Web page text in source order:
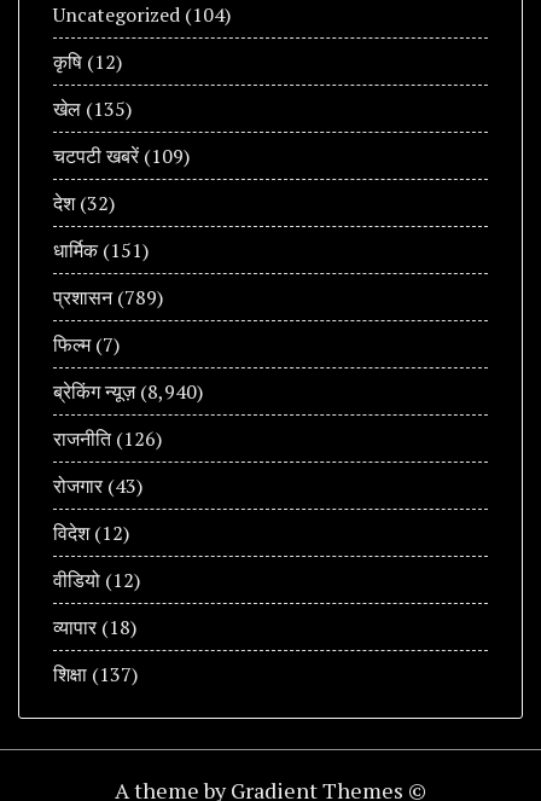
Uncategorized (104)
कृषि (12)
खेल (135)
चटपटी खबरें(109)
देश(32)
धार्मिक(151)
प्रशासन(789)
फिल्म(7)
ब्रेकिंग न्यूज़(8,940)
राजनीति(126)
रोजगार(43)
विदेश(12)
वीडियो (12)
व्यापार(18)
शिक्षा (137)
A theme by Gradient Themes ©